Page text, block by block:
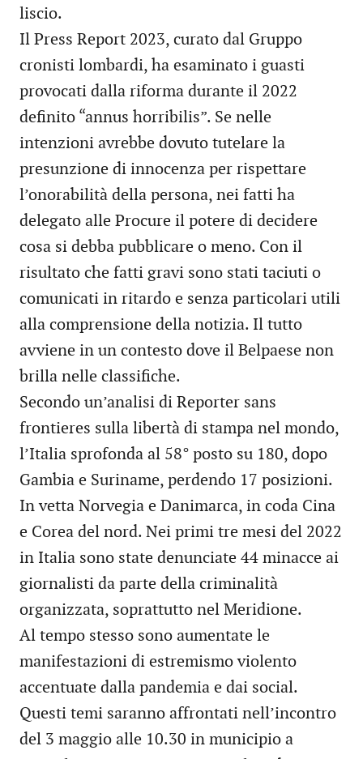
liscio.
Il Press Report 2023, curato dal Gruppo
cronisti lombardi, ha esaminato i guasti
provocati dalla riforma durante il 2022
definito “annus horribilis”. Se nelle
intenzioni avrebbe dovuto tutelare la
presunzione di innocenza per rispettare
l’onorabilità della persona, nei fatti ha
delegato alle Procure il potere di decidere
cosa si debba pubblicare o meno. Con il
risultato che fatti gravi sono stati taciuti o
comunicati in ritardo e senza particolari utili
alla comprensione della notizia. Il tutto
avviene in un contesto dove il Belpaese non
brilla nelle classifiche.
Secondo un’analisi di Reporter sans
frontieres sulla libertà di stampa nel mondo,
l’Italia sprofonda al 58° posto su 180, dopo
Gambia e Suriname, perdendo 17 posizioni.
In vetta Norvegia e Danimarca, in coda Cina
e Corea del nord. Nei primi tre mesi del 2022
in Italia sono state denunciate 44 minacce ai
giornalisti da parte della criminalità
organizzata, soprattutto nel Meridione.
Al tempo stesso sono aumentate le
manifestazioni di estremismo violento
accentuate dalla pandemia e dai social.
Questi temi saranno affrontati nell’incontro
del 3 maggio alle 10.30 in municipio a